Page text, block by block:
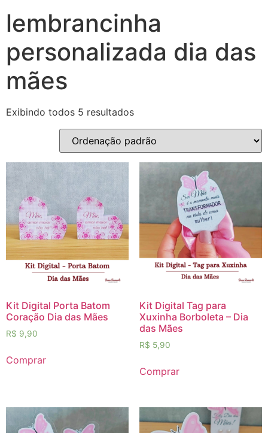
lembrancinha
personalizada dia das
mães
Exibindo todos 5 resultados
Kit Digital Porta Batom
Coração Dia das Mães
R$ 9,90
Comprar
Kit Digital Tag para
Xuxinha Borboleta – Dia
das Mães
R$ 5,90
Comprar